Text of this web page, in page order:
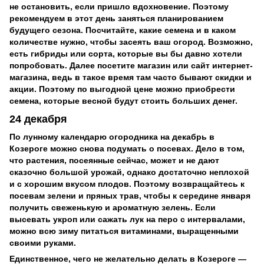
не остановить, если пришло вдохновение. Поэтому
рекомендуем в этот день заняться планированием
будущего сезона. Посчитайте, какие семена и в каком
количестве нужно, чтобы засеять ваш огород. Возможно,
есть гибриды или сорта, которые вы бы давно хотели
попробовать. Далее посетите магазин или сайт интернет-
магазина, ведь в такое время там часто бывают скидки и
акции. Поэтому по выгодной цене можно приобрести
семена, которые весной будут стоить больших денег.
24 декабря
По лунному календарю огородника на декабрь в
Козероге можно снова подумать о посевах. Дело в том,
что растения, посеянные сейчас, может и не дают
сказочно большой урожай, однако достаточно неплохой
и с хорошим вкусом плодов. Поэтому возвращайтесь к
посевам зелени и пряных трав, чтобы к середине января
получить свеженькую и ароматную зелень. Если
высевать укроп или сажать лук на перо с интервалами,
можно всю зиму питаться витаминами, выращенными
своими руками.
Единственное, чего не желательно делать в Козероге —